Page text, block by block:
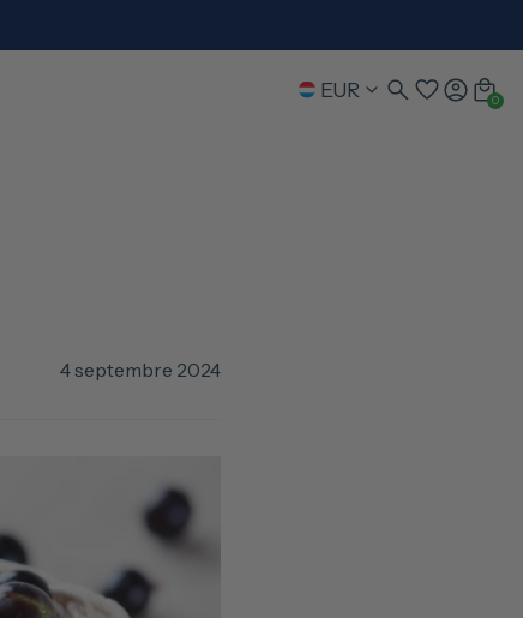
EUR 0
4 septembre 2024